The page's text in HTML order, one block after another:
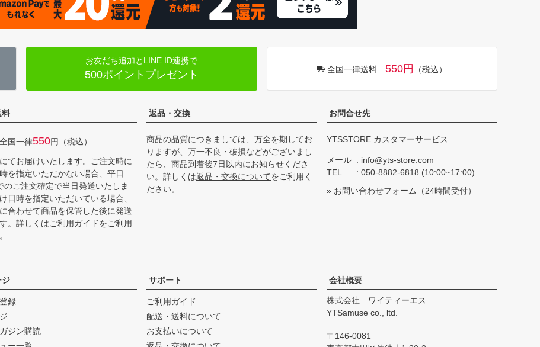
お友だち追加とLINE ID連携で
500ポイントプレゼント 全国一律送料550円 （税込）
料
国一律550円（税込）
てお届けいたします。ご注文時に
を指定いただかない場合、平日
のご注文確定で当日発送いたしま
日時を指定いただいている場合、
合わせて商品を保管した後に発送
。詳しくはご利用ガイドをご利用
返品・交換
商品の品質につきましては、万全を期してお
りますが、万一不良・破損などがございまし
たら、商品到着後7日以内にお知らせくださ
い。詳しくは返品・交換についてをご利用く
ださい。
お問合せ先
YTSSTORE カスタマーサービス
メール
info@yts-store.com
TEL
050-8882-6818 (10:00~17:00)
» お問い合わせフォーム （24時間受付）
ジ
録
ジン購読
サポート
ご利用ガイド
配送・送料について
お支払いについて
会社概要
株式会社 ワイティーエス
YTSamuse co., ltd.
146-0081